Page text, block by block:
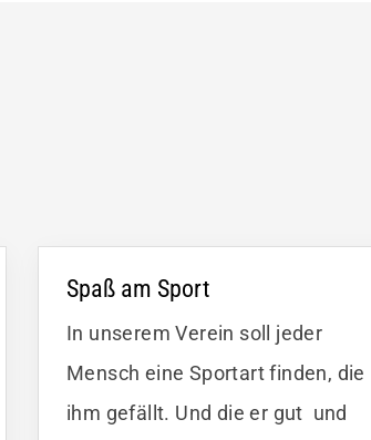
Spaß am Sport
In unserem Verein soll jeder
Mensch eine Sportart finden, die
ihm gefällt. Und die er gut und